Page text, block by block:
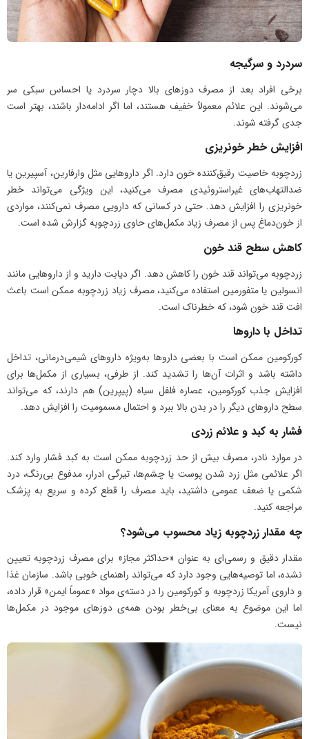
سردرد و سرگیجه
برخی افراد بعد از مصرف دوزهای بالا دچار سردرد یا احساس سبکی سر
می‌شوند. این علائم معمولاً خفیف هستند، اما اگر ادامه‌دار باشند، بهتر است
جدی گرفته شوند.
افزایش خطر خونریزی
زردچوبه خاصیت رقیق‌کننده خون دارد. اگر داروهایی مثل وارفارین، آسپیرین یا
ضدالتهاب‌های غیراستروئیدی مصرف می‌کنید، این ویژگی می‌تواند خطر
خونریزی را افزایش دهد. حتی در کسانی که دارویی مصرف نمی‌کنند، مواردی
از خون‌دماغ پس از مصرف زیاد مکمل‌های حاوی زردچوبه گزارش شده است.
کاهش سطح قند خون
زردچوبه می‌تواند قند خون را کاهش دهد. اگر دیابت دارید و از داروهایی مانند
انسولین یا متفورمین استفاده می‌کنید، مصرف زیاد زردچوبه ممکن است باعث
افت قند خون شود، که خطرناک است.
تداخل با داروها
کورکومین ممکن است با بعضی داروها به‌ویژه داروهای شیمی‌درمانی، تداخل
داشته باشد و اثرات آن‌ها را تشدید کند. از طرفی، بسیاری از مکمل‌ها برای
افزایش جذب کورکومین، عصاره فلفل سیاه (پیپرین) هم دارند، که می‌تواند
سطح داروهای دیگر را در بدن بالا ببرد و احتمال مسمومیت را افزایش دهد.
فشار به کبد و علائم زردی
در موارد نادر، مصرف بیش از حد زردچوبه ممکن است به کبد فشار وارد کند.
اگر علائمی مثل زرد شدن پوست یا چشم‌ها، تیرگی ادرار، مدفوع بی‌رنگ، درد
شکمی یا ضعف عمومی داشتید، باید مصرف را قطع کرده و سریع به پزشک
مراجعه کنید.
چه مقدار زردچوبه زیاد محسوب می‌شود؟
مقدار دقیق و رسمی‌ای به عنوان «حداکثر مجاز» برای مصرف زردچوبه تعیین
نشده، اما توصیه‌هایی وجود دارد که می‌تواند راهنمای خوبی باشد. سازمان غذا
و داروی آمریکا زردچوبه و کورکومین را در دسته‌ی مواد «عموماً ایمن» قرار داده،
اما این موضوع به معنای بی‌خطر بودن همه‌ی دوزهای موجود در مکمل‌ها
نیست.